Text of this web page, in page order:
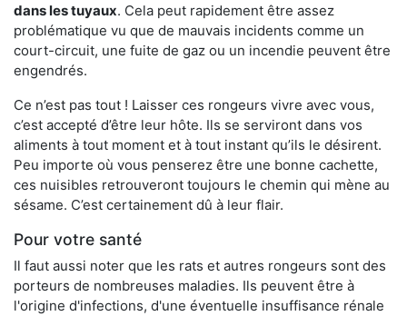
dans les tuyaux. Cela peut rapidement être assez
problématique vu que de mauvais incidents comme un
court-circuit, une fuite de gaz ou un incendie peuvent être
engendrés.
Ce n’est pas tout ! Laisser ces rongeurs vivre avec vous,
c’est accepté d’être leur hôte. Ils se serviront dans vos
aliments à tout moment et à tout instant qu’ils le désirent.
Peu importe où vous penserez être une bonne cachette,
ces nuisibles retrouveront toujours le chemin qui mène au
sésame. C’est certainement dû à leur flair.
Pour votre santé
Il faut aussi noter que les rats et autres rongeurs sont des
porteurs de nombreuses maladies. Ils peuvent être à
l'origine d'infections, d'une éventuelle insuffisance rénale